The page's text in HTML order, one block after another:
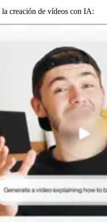
la creación de vídeos con IA: